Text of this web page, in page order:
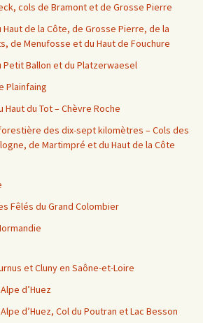
cols de Bramont et de Grosse Pierre
Haut de la Côte, de Grosse Pierre, de la
de Menufosse et du Haut de Fouchure
Petit Ballon et du Platzerwaesel
Plainfaing
Haut du Tot – Chèvre Roche
des dix-sept kilomètres – Cols des
de Martimpré et du Haut de la Côte
Fêlés du Grand Colombier
et Cluny en Saône-et-Loire
d’Huez
d’Huez, Col du Poutran et Lac Besson